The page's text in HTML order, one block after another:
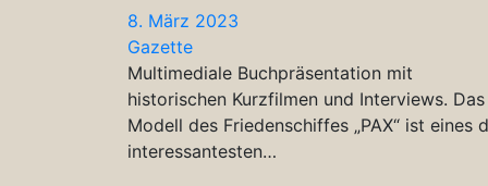
8. März 2023
Gazette
Multimediale Buchpräsentation mit
historischen Kurzfilmen und Interviews. Das
Modell des Friedenschiffes „PAX“ ist eines
interessantesten…